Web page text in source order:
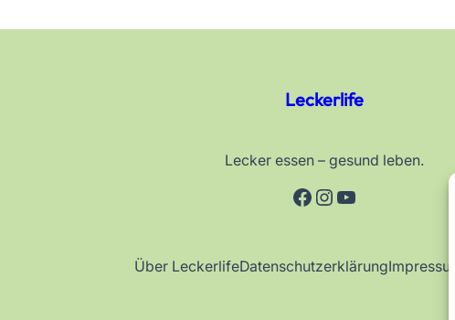
Leckerlife
Lecker essen – gesund leben.
Facebook
Instagram
YouTube
Über LeckerlifeDatenschutzerklärungImpressum